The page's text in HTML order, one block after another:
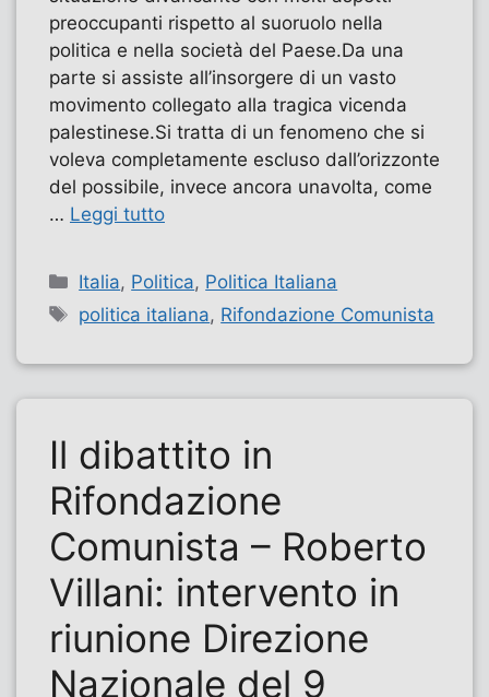
preoccupanti rispetto al suoruolo nella
politica e nella società del Paese.Da una
parte si assiste all’insorgere di un vasto
movimento collegato alla tragica vicenda
palestinese.Si tratta di un fenomeno che si
voleva completamente escluso dall’orizzonte
del possibile, invece ancora unavolta, come
… Leggi tutto
Categorie
Italia, Politica, Politica Italiana
Tag
politica italiana, Rifondazione Comunista
Il dibattito in
Rifondazione
Comunista – Roberto
Villani: intervento in
riunione Direzione
Nazionale del 9